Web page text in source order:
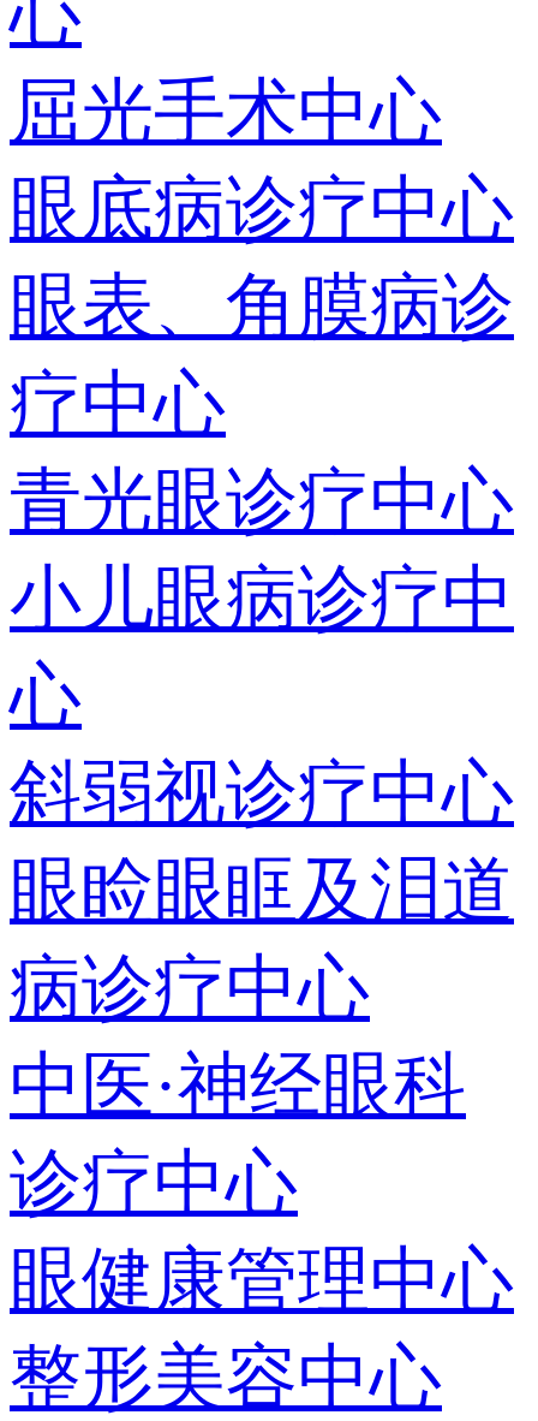
屈光手术中心
眼底病诊疗中心
眼表、角膜病诊
疗中心
青光眼诊疗中心
小儿眼病诊疗中
心
斜弱视诊疗中心
眼睑眼眶及泪道
病诊疗中心
中医·神经眼科
诊疗中心
眼健康管理中心
整形美容中心